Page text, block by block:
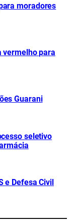
moradores
vermelho para
Guarani
seletivo
e Defesa Civil